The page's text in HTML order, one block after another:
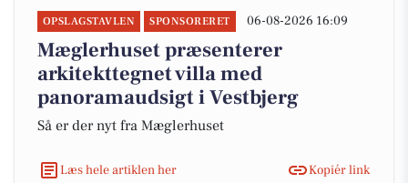
OPSLAGSTAVLEN SPONSORERET 06-08-2026 16:09
Mæglerhuset præsenterer
arkitekttegnet villa med
panoramaudsigt i Vestbjerg
Så er der nyt fra Mæglerhuset
Læs hele artiklen her Kopiér link